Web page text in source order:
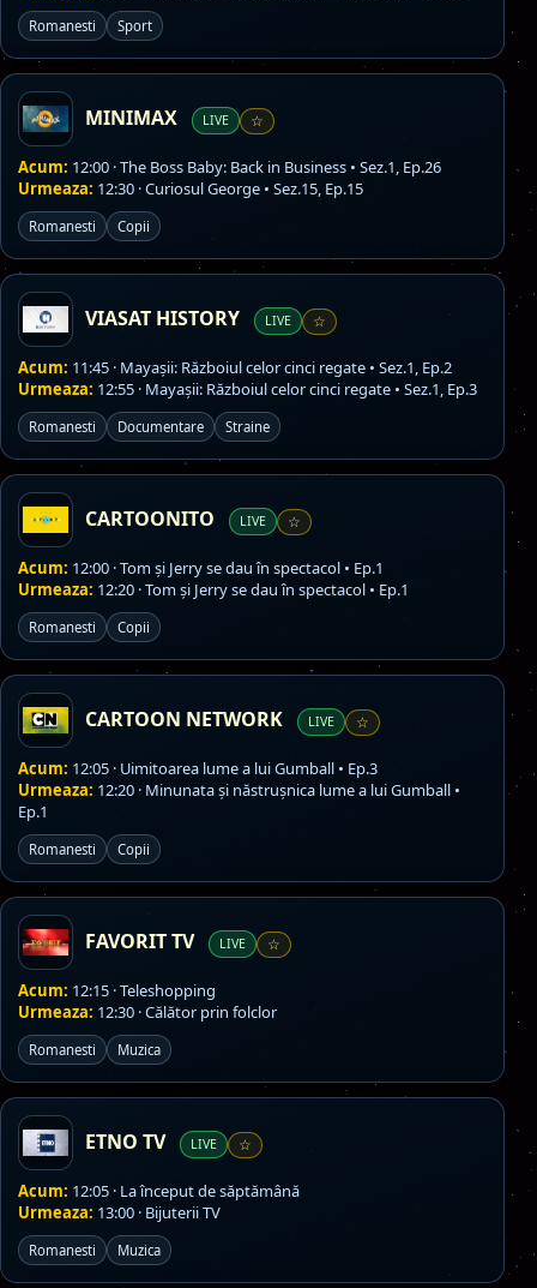
Romanesti Sport
MINIMAX LIVE ☆
Acum: 12:00 · The Boss Baby: Back in Business • Sez.1, Ep.26
Urmeaza: 12:30 · Curiosul George • Sez.15, Ep.15
Romanesti Copii
VIASAT HISTORY LIVE ☆
Acum: 11:45 · Mayașii: Războiul celor cinci regate • Sez.1, Ep.2
Urmeaza: 12:55 · Mayașii: Războiul celor cinci regate • Sez.1, Ep.3
Romanesti Documentare Straine
CARTOONITO LIVE ☆
Acum: 12:00 · Tom și Jerry se dau în spectacol • Ep.1
Urmeaza: 12:20 · Tom și Jerry se dau în spectacol • Ep.1
Romanesti Copii
CARTOON NETWORK LIVE ☆
Acum: 12:05 · Uimitoarea lume a lui Gumball • Ep.3
Urmeaza: 12:20 · Minunata și năstrușnica lume a lui Gumball •
Ep.1
Romanesti Copii
FAVORIT TV LIVE ☆
Acum: 12:15 · Teleshopping
Urmeaza: 12:30 · Călător prin folclor
Romanesti Muzica
ETNO TV LIVE ☆
Acum: 12:05 · La început de săptămână
Urmeaza: 13:00 · Bijuterii TV
Romanesti Muzica